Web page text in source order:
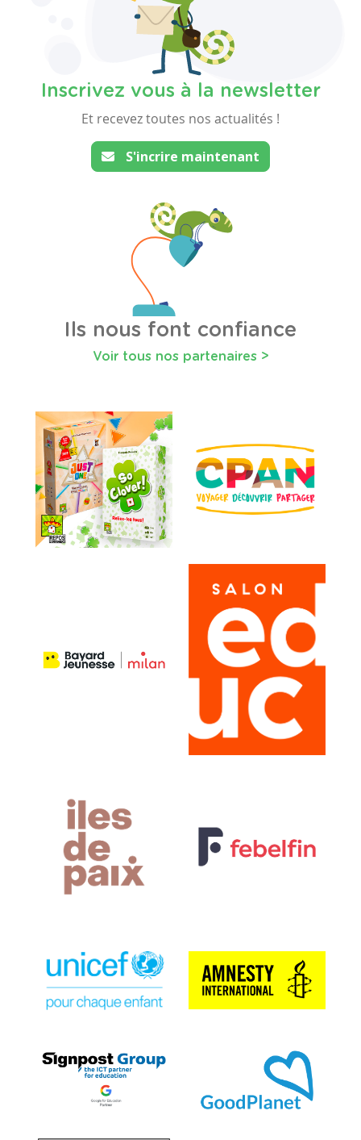
Inscrivez vous à la newsletter
Et recevez toutes nos actualités !
S'incrire maintenant
Ils nous font confiance
Voir tous nos partenaires >